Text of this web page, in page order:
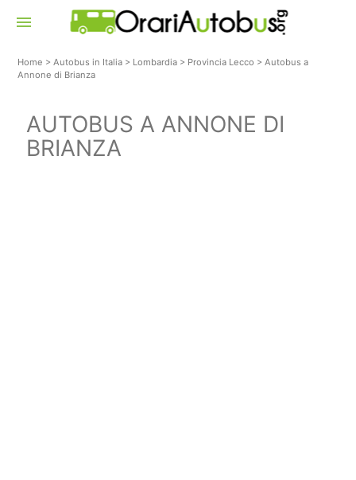
menu
Home >Autobus in Italia > Lombardia > Provincia Lecco >Autobus a
Annone di Brianza
AUTOBUS A ANNONE DI
BRIANZA